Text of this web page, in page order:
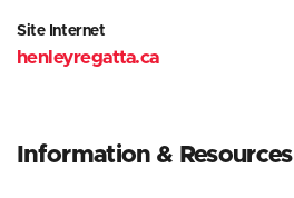
Site Internet
henleyregatta.ca
Information & Resources